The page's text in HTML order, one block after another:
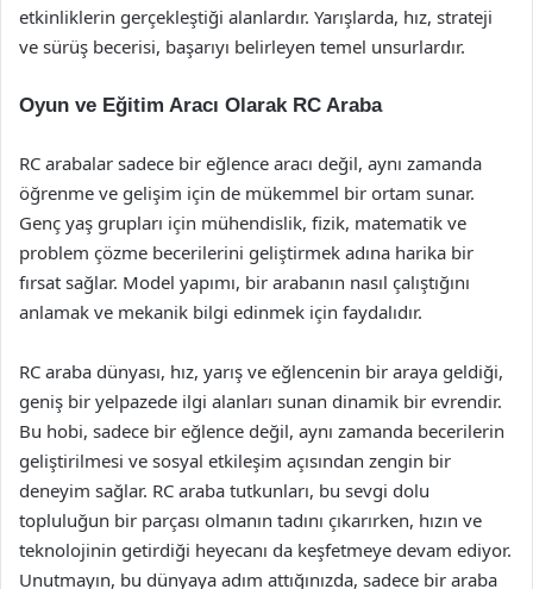
etkinliklerin gerçekleştiği alanlardır. Yarışlarda, hız, strateji
ve sürüş becerisi, başarıyı belirleyen temel unsurlardır.
Oyun ve Eğitim Aracı Olarak RC Araba
RC arabalar sadece bir eğlence aracı değil, aynı zamanda
öğrenme ve gelişim için de mükemmel bir ortam sunar.
Genç yaş grupları için mühendislik, fizik, matematik ve
problem çözme becerilerini geliştirmek adına harika bir
fırsat sağlar. Model yapımı, bir arabanın nasıl çalıştığını
anlamak ve mekanik bilgi edinmek için faydalıdır.
RC araba dünyası, hız, yarış ve eğlencenin bir araya geldiği,
geniş bir yelpazede ilgi alanları sunan dinamik bir evrendir.
Bu hobi, sadece bir eğlence değil, aynı zamanda becerilerin
geliştirilmesi ve sosyal etkileşim açısından zengin bir
deneyim sağlar. RC araba tutkunları, bu sevgi dolu
topluluğun bir parçası olmanın tadını çıkarırken, hızın ve
teknolojinin getirdiği heyecanı da keşfetmeye devam ediyor.
Unutmayın, bu dünyaya adım attığınızda, sadece bir araba